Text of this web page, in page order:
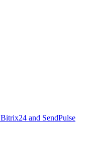
Bitrix24 and SendPulse